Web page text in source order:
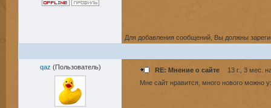
Для добавления сообщений, Вы должны
qaz (Пользователь) RE: Мнение о сайте
13 г., 3 мес.
Мне сайт нравится, много нового можно